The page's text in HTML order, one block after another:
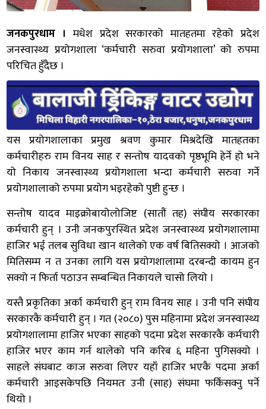
जनकपुरधाम । मधेश प्रदेश सरकारको मातहतमा रहेको प्रदेश
जनस्वास्थ्य प्रयोगशाला ‘कर्मचारी सरुवा प्रयोगशाला’ को रुपमा
परिचित हुँदैछ ।
यस प्रयोगशालाका प्रमुख श्रवण कुमार मिश्रदेखि मातहतका
कर्मचारीहरु राम विनय साह र सन्तोष यादवको पृष्ठभूमि हेर्ने हो भने
यो निकाय जनस्वास्थ्य प्रयोगशाला भन्दा कर्मचारी सरुवा गर्ने
प्रयोगशालाको रुपमा प्रयोग भइरहेको पुष्टी हुन्छ ।
सन्तोष यादव माइक्रोबायोलोजिष्ट (सातौं तह) संघीय सरकारका
कर्मचारी हुन् । उनी जनकपुरस्थित प्रदेश जनस्वास्थ्य प्रयोगशालामा
हाजिर भई तलब सुविधा खान थालेको एक वर्ष बितिसक्यो । आजको
मितिसम्म न त उनका लागि यस प्रयोगशालामा दरबन्दी कायम हुन
सक्यो न फिर्ता पठाउन सम्बन्धित निकायले चासो लियो ।
यस्तै प्रकृतिका अर्का कर्मचारी हुन् राम विनय साह । उनी पनि संघीय
सरकारकै कर्मचारी हुन् । गत (२०८०) पुस महिनामा प्रदेश जनस्वास्थ्य
प्रयोगशालामा हाजिर भएका साहको पदमा प्रदेश सरकारकै कर्मचारी
हाजिर भएर काम गर्न थालेको पनि करिब ६ महिना पुगिसक्यो ।
साहले संघबाट काज सरुवा लिएर यहाँ हाजिर भएकै पदमा अर्का
कर्मचारी आइसकेपछि नियमतः उनी (साह) संघमा फर्किसक्नु पर्ने
थियो ।